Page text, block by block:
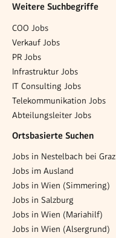
Weitere Suchbegriffe
COO Jobs
Verkauf Jobs
PR Jobs
Infrastruktur Jobs
IT Consulting Jobs
Telekommunikation Jobs
Abteilungsleiter Jobs
Ortsbasierte Suchen
Jobs in Nestelbach bei Graz
Jobs im Ausland
Jobs in Wien (Simmering)
Jobs in Salzburg
Jobs in Wien (Mariahilf)
Jobs in Wien (Alsergrund)